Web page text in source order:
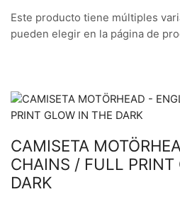
Este producto tiene múltiples
pueden elegir en la página de
CAMISETA
CHAINS / FULL PRINT
DARK